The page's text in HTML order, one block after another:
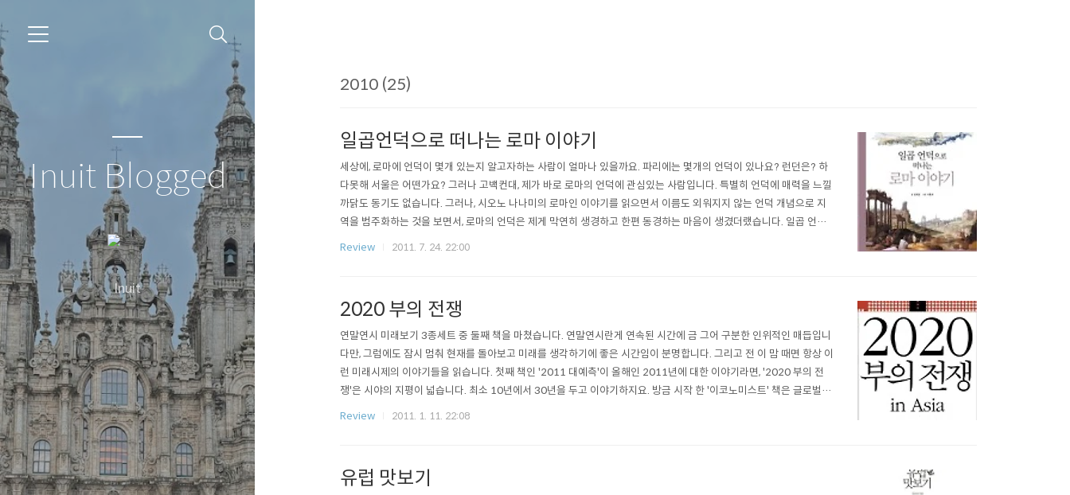
Inuit Blogged
Inuit
2010 (25)
일곱언덕으로 떠나는 로마 이야기
세상에, 로마에 언덕이 몇개 있는지 알고자하는 사람이 얼마나 있을까요. 파리에는 몇개의 언덕이 있나요? 런던은? 하
다못해 서울은 어떤가요? 그러나 고백컨대, 제가 바로 로마의 언덕에 관심있는 사람입니다. 특별히 언덕에 매력을 느낄
까닭도 동기도 없습니다. 그러나, 시오노 나나미의 로마인 이야기를 읽으면서 이름도 외워지지 않는 언덕 개념으로 지
역을 범주화하는 것을 보면서, 로마의 언덕은 제게 막연히 생경하고 한편 동경하는 마음이 생겼더랬습니다. 일곱 언덕
Review 2011. 7. 24. 22:00
2020 부의 전쟁
연말연시 미래보기 3종세트 중 둘째 책을 마쳤습니다. 연말연시란게 연속된 시간에 금 그어 구분한 인위적인 매듭입니
다만, 그럼에도 잠시 멈춰 현재를 돌아보고 미래를 생각하기에 좋은 시간임이 분명합니다. 그리고 전 이 맘 때면 항상 이
런 미래시제의 이야기들을 읽습니다. 첫째 책인 '2011 대예측'이 올해인 2011년에 대한 이야기라면, '2020 부의 전
쟁'은 시야의 지평이 넓습니다. 최소 10년에서 30년을 두고 이야기하지요. 방금 시작 한 '이코노미스트' 책은 글로벌한
Review 2011. 1. 11. 22:08
유럽 맛보기